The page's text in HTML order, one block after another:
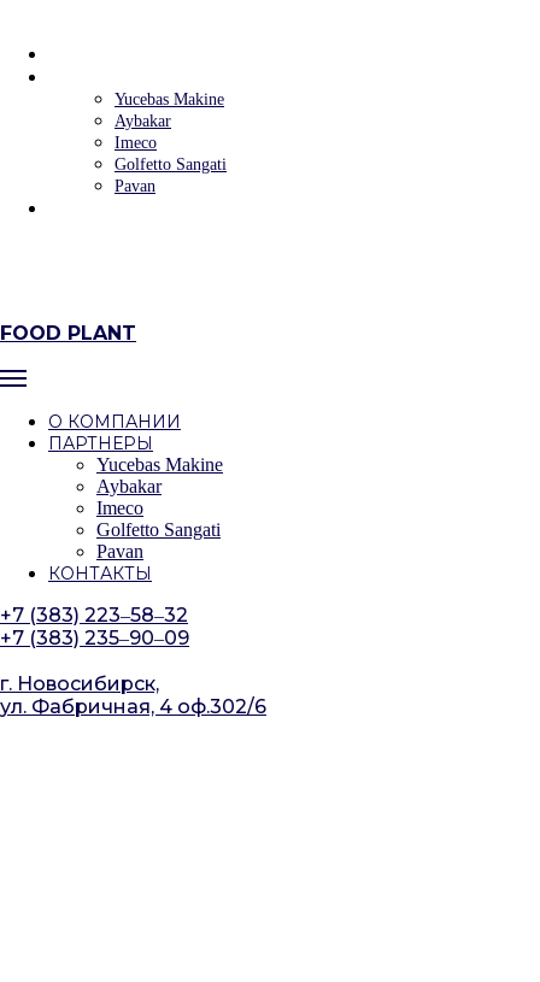
Yucebas Makine
Aybakar
Imeco
Golfetto Sangati
Pavan
FOOD PLANT
О КОМПАНИИ
ПАРТНЕРЫ
Yucebas Makine
Aybakar
Imeco
Golfetto Sangati
Pavan
КОНТАКТЫ
+7 (383) 223‒58‒32
+7 (383) 235‒90‒09
г. Новосибирск,
ул. Фабричная, 4 оф.302/6